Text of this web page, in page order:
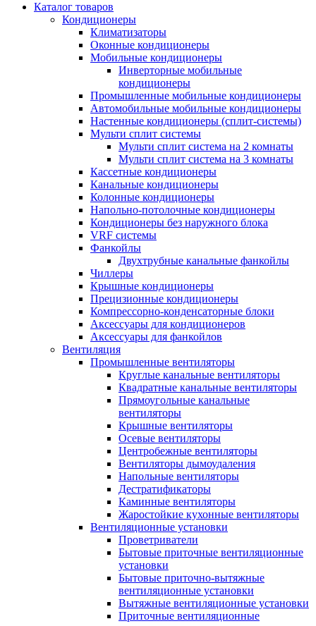
Каталог товаров
Кондиционеры
Климатизаторы
Оконные кондиционеры
Мобильные кондиционеры
Инверторные мобильные
кондиционеры
Промышленные мобильные кондиционеры
Автомобильные мобильные кондиционеры
Настенные кондиционеры (сплит-системы)
Мульти сплит системы
Мульти сплит система на 2 комнаты
Мульти сплит система на 3 комнаты
Кассетные кондиционеры
Канальные кондиционеры
Колонные кондиционеры
Напольно-потолочные кондиционеры
Кондиционеры без наружного блока
VRF системы
Фанкойлы
Двухтрубные канальные фанкойлы
Чиллеры
Крышные кондиционеры
Прецизионные кондиционеры
Компрессорно-конденсаторные блоки
Аксессуары для кондиционеров
Аксессуары для фанкойлов
Вентиляция
Промышленные вентиляторы
Круглые канальные вентиляторы
Квадратные канальные вентиляторы
Прямоугольные канальные
вентиляторы
Крышные вентиляторы
Осевые вентиляторы
Центробежные вентиляторы
Вентиляторы дымоудаления
Напольные вентиляторы
Дестратификаторы
Каминные вентиляторы
Жаростойкие кухонные вентиляторы
Вентиляционные установки
Проветриватели
Бытовые приточные вентиляционные
установки
Бытовые приточно-вытяжные
вентиляционные установки
Вытяжные вентиляционные установки
Приточные вентиляционные